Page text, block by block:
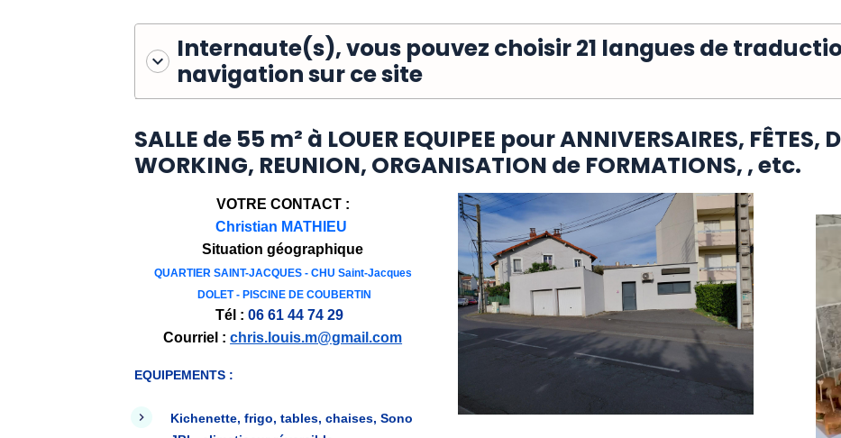
Internaute(s), vous pouvez choisir 21 langues de
navigation sur ce site
SALLE de 55 m² à LOUER EQUIPEE pour ANNIVERSAIRES, FÊTES,
WORKING, REUNION, ORGANISATION de FORMATIONS, , etc.
VOTRE CONTACT :
Christian MATHIEU
Situation géographique
QUARTIER SAINT-JACQUES - CHU Saint-Jacques
DOLET - PISCINE DE COUBERTIN
Tél : 06 61 44 74 29
Courriel : chris.louis.m@gmail.com
EQUIPEMENTS :
Kichenette, frigo, tables, chaises,Sono